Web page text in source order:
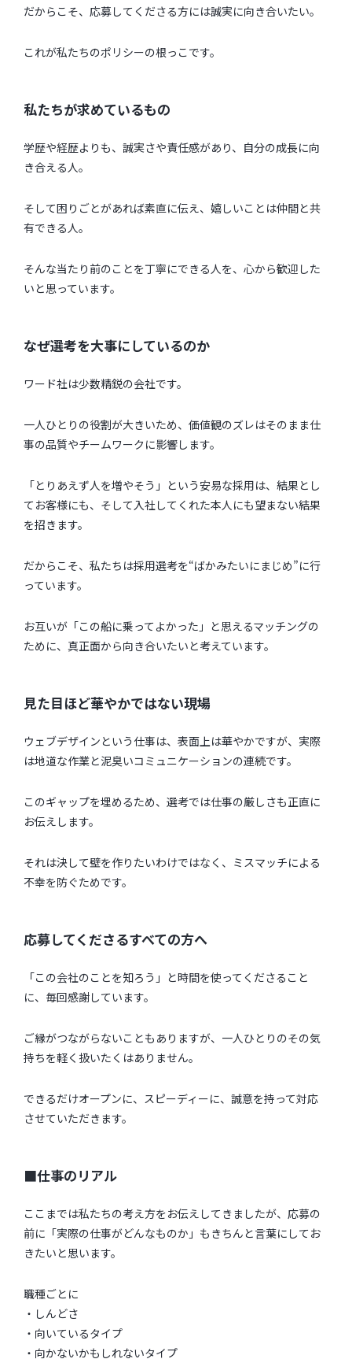
だからこそ、応募してくださる方には誠実に向き合いたい。
これが私たちのポリシーの根っこです。
私たちが求めているもの
学歴や経歴よりも、誠実さや責任感があり、自分の成長に向
き合える人。
そして困りごとがあれば素直に伝え、嬉しいことは仲間と共
有できる人。
そんな当たり前のことを丁寧にできる人を、心から歓迎した
いと思っています。
なぜ選考を大事にしているのか
ワード社は少数精鋭の会社です。
一人ひとりの役割が大きいため、価値観のズレはそのまま仕
事の品質やチームワークに影響します。
「とりあえず人を増やそう」という安易な採用は、結果とし
てお客様にも、そして入社してくれた本人にも望まない結果
を招きます。
だからこそ、私たちは採用選考を“ばかみたいにまじめ”に行
っています。
お互いが「この船に乗ってよかった」と思えるマッチングの
ために、真正面から向き合いたいと考えています。
見た目ほど華やかではない現場
ウェブデザインという仕事は、表面上は華やかですが、実際
は地道な作業と泥臭いコミュニケーションの連続です。
このギャップを埋めるため、選考では仕事の厳しさも正直に
お伝えします。
それは決して壁を作りたいわけではなく、ミスマッチによる
不幸を防ぐためです。
応募してくださるすべての方へ
「この会社のことを知ろう」と時間を使ってくださること
に、毎回感謝しています。
ご縁がつながらないこともありますが、一人ひとりのその気
持ちを軽く扱いたくはありません。
できるだけオープンに、スピーディーに、誠意を持って対応
させていただきます。
■仕事のリアル
ここまでは私たちの考え方をお伝えしてきましたが、応募の
前に「実際の仕事がどんなものか」もきちんと言葉にしてお
きたいと思います。
職種ごとに
・しんどさ
・向いているタイプ
・向かないかもしれないタイプ